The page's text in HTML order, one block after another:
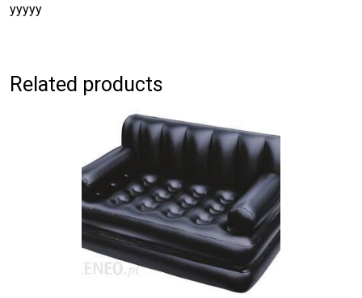
yyyyy
Related products